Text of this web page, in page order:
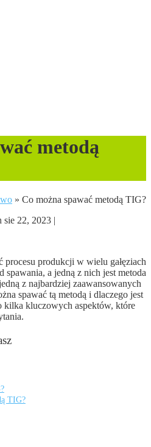
metodą
» Co można spawać metodą TIG?
sie 22, 2023 |
procesu produkcji w wielu gałęziach
spawania, a jedną z nich jest metoda
z najbardziej zaawansowanych
spawać tą metodą i dlaczego jest
kilka kluczowych aspektów, które
TIG?